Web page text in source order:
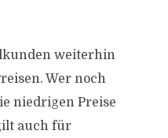
weiterhin
Wer noch
niedrigen Preise
auch für